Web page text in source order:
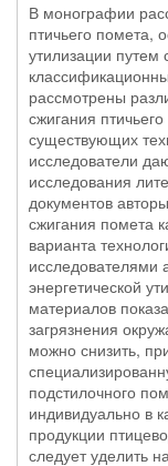
В монографии
птичьего помета,
утилизации
рассмотрены
сжигания
существующих
исследователи
исследования
документов
сжигания помета
варианта
исследователями
энергетической
материалов
загрязнения
можно снизить,
подстилочного
индивидуально в
продукции
следует уделить